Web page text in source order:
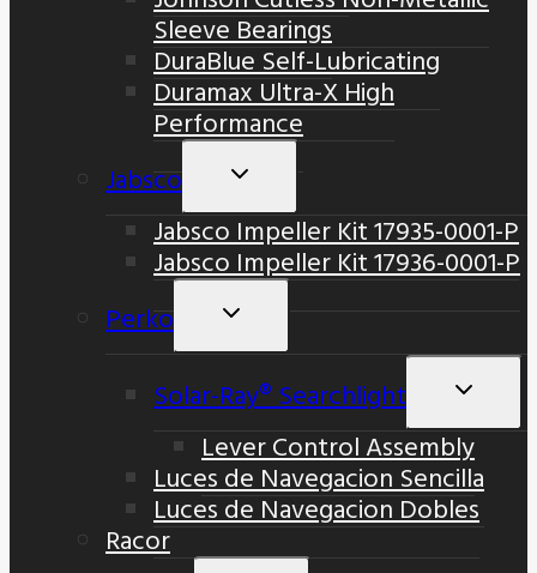
Sleeve Bearings
DuraBlue Self-Lubricating
Duramax Ultra-X High
Performance
Jabsco
Alternar
Hijo
Jabsco Impeller Kit 17935-0001-P
Jabsco Impeller Kit 17936-0001-P
Perko
Alternar
Solar-Ray® Searchlight
Hijo
Lever Control Assembly
Luces de Navegacion Sencilla
Luces de Navegacion Dobles
Racor